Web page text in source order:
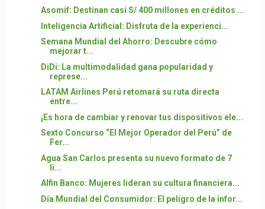
Asomif: Destinan casi S/ 400 millones en créditos ...
Inteligencia Artificial: Disfruta de la experienci...
Semana Mundial del Ahorro: Descubre cómo
mejorar t...
DiDi: La multimodalidad gana popularidad y
represe...
LATAM Airlines Perú retomará su ruta directa
entre...
¡Es hora de cambiar y renovar tus dispositivos ele...
Sexto Concurso “El Mejor Operador del Perú” de
Fer...
Agua San Carlos presenta su nuevo formato de 7
li...
Alfin Banco: Mujeres lideran su cultura financiera...
Día Mundial del Consumidor: El peligro de la infor...